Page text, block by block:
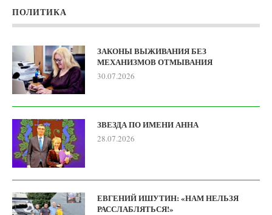
ПОЛИТИКА
ЗАКОНЫ ВЫЖИВАНИЯ БЕЗ
МЕХАНИЗМОВ ОТМЫВАНИЯ
30.07.2026
ЗВЕЗДА ПО ИМЕНИ АННА
28.07.2026
ЕВГЕНИЙ ИШУТИН: «НАМ НЕЛЬЗЯ
РАССЛАБЛЯТЬСЯ!»